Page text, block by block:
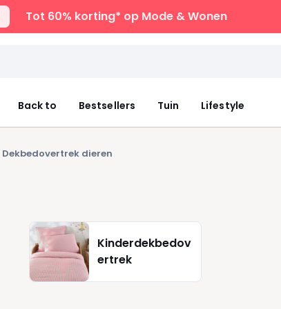
Tot 60% korting* op Mode & Wonen
Back to Bestsellers Tuin Lifestyle
Dekbedovertrek dieren
Kinderdekbedov
ertrek